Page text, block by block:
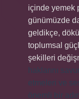
içinde yemek
günümüzde
geldikçe,
toplumsal
şekilleri
haklarını
etmeleri ve
önemli bir